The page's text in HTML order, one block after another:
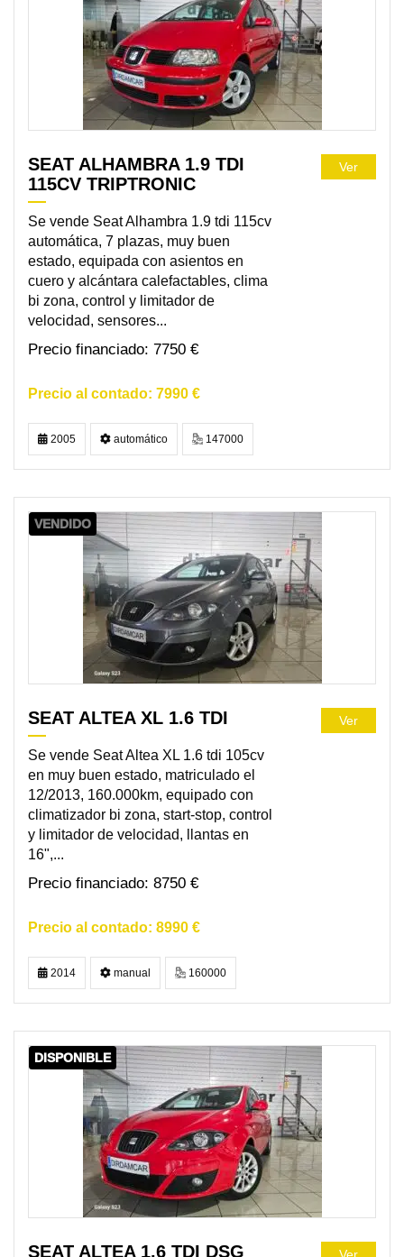
SEAT ALHAMBRA 1.9 TDI
115CV TRIPTRONIC
Se vende Seat Alhambra 1.9 tdi 115cv
automática, 7 plazas, muy buen
estado, equipada con asientos en
cuero y alcántara calefactables, clima
bi zona, control y limitador de
velocidad, sensores...
7750 €
7990 €
Ver
2005 automático 147000
VENDIDO
SEAT ALTEA XL 1.6 TDI
Se vende Seat Altea XL 1.6 tdi 105cv
en muy buen estado, matriculado el
12/2013, 160.000km, equipado con
climatizador bi zona, start-stop, control
y limitador de velocidad, llantas en
16",...
8750 €
8990 €
Ver
2014 manual 160000
DISPONIBLE
SEAT ALTEA 1.6 TDI DSG